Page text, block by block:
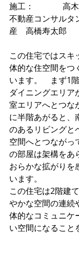
施工：　　　  高
不動産コンサルタ
産　高橋寿太郎
この住宅ではスキ
体的な住空間をつ
います。　まず1
ダイニングエリア
室エリアへとつな
に半階あがると、
のあるリビングと
空間へとつながっ
の部屋は架構をあ
おらかな拡がりを
います。
この住宅は2階建
やかな空間の連続
体的なコミュニケ
い空間になること